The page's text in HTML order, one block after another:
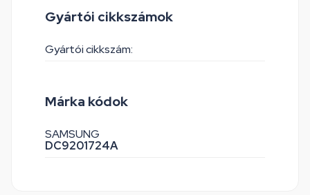
Gyártói cikkszámok
Gyártói cikkszám:
Márka kódok
SAMSUNG
DC9201724A